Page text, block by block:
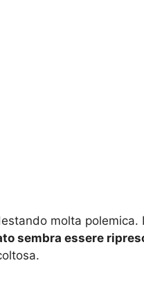
molta
sembra essere